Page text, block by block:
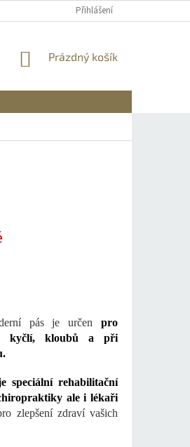
DOPRAVA A PLATBA
Přihlášení
NÁKUPNÍ
Prázdný košík
pás je určen pro
kyčlí, kloubů a při
speciální rehabilitační
ale i lékaři
zlepšení zdraví vašich